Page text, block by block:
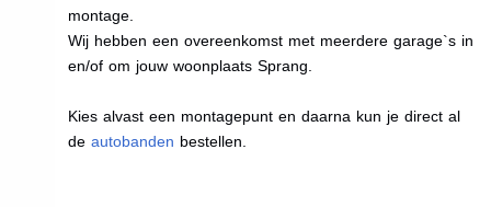
montage.
Wij hebben een overeenkomst met meerdere garage`s in
en/of om jouw woonplaats Sprang.
Kies alvast een montagepunt en daarna kun je direct al
de autobanden bestellen.